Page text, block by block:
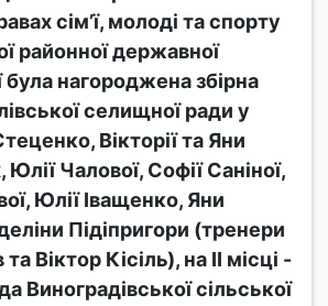
сім’ї, молоді та спорту
районної державної
була нагороджена збірна
селищної ради у
Вікторії та Яни
Чалової, Софії Саніної,
Юлії Іващенко, Яни
Підіпригори (тренери
Віктор Кісіль), на ІІ місці -
Виноградівської сільської